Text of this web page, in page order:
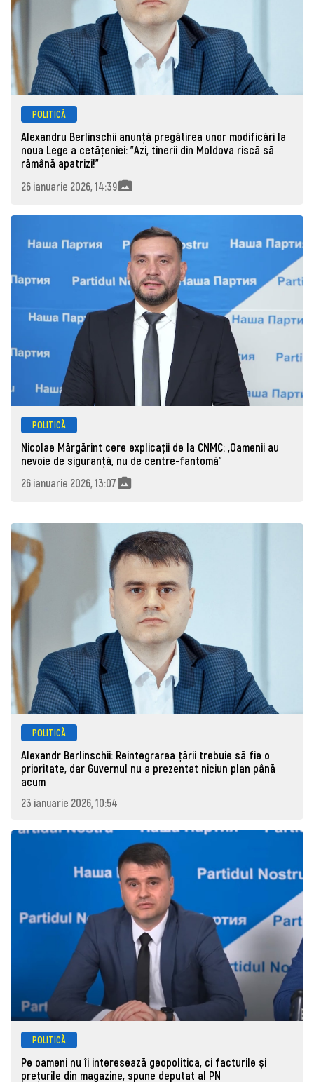
POLITICĂ
Alexandru Berlinschii anunță pregătirea unor modificări la
noua Lege a cetățeniei: ”Azi, tinerii din Moldova riscă să
rămână apatrizi!”
26 ianuarie 2026, 14:39
POLITICĂ
Nicolae Mărgărint cere explicații de la CNMC: „Oamenii au
nevoie de siguranță, nu de centre-fantomă”
26 ianuarie 2026, 13:07
POLITICĂ
Alexandr Berlinschii: Reintegrarea țării trebuie să fie o
prioritate, dar Guvernul nu a prezentat niciun plan până
acum
23 ianuarie 2026, 10:54
POLITICĂ
Pe oameni nu îi interesează geopolitica, ci facturile și
prețurile din magazine, spune deputat al PN